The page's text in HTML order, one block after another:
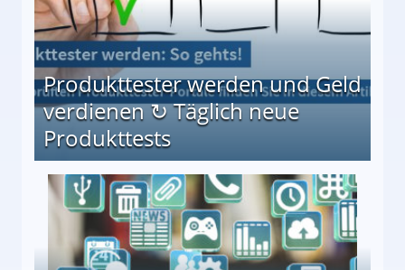
Produkttester werden und Geld
verdienen ↻ Täglich neue
Produkttests
↻ Täglich neue Produkttests